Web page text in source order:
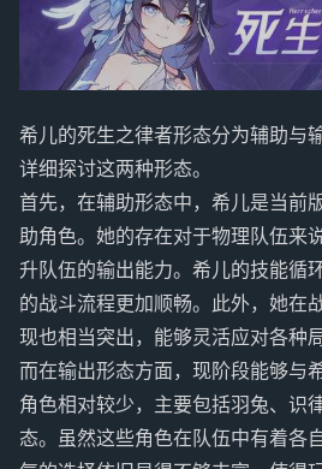
希儿的死生之律者形态分为辅助与
详细探讨这两种形态。
首先，在辅助形态中，希儿是当前
助角色。她的存在对于物理队伍来
升队伍的输出能力。希儿的技能循
的战斗流程更加顺畅。此外，她在
现也相当突出，能够灵活应对各种局
而在输出形态方面，现阶段能够与
角色相对较少，主要包括羽兔、识
态。虽然这些角色在队伍中有着各